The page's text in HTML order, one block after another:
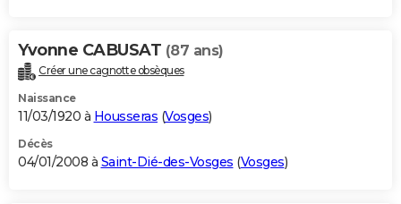
Yvonne CABUSAT (87 ans)
Créer une cagnotte obsèques
Naissance
11/03/1920 à Housseras (Vosges)
Décès
04/01/2008 à Saint-Dié-des-Vosges (Vosges)